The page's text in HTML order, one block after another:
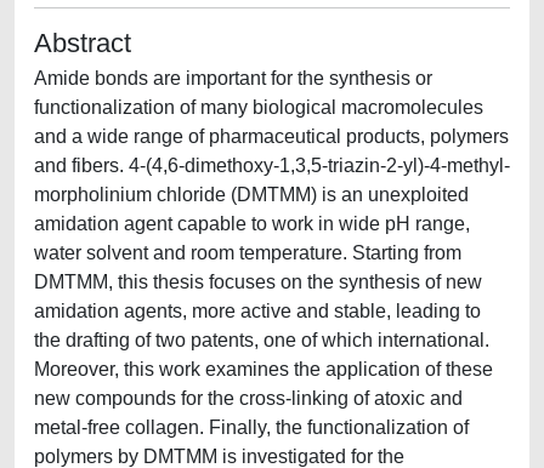
Abstract
Amide bonds are important for the synthesis or
functionalization of many biological macromolecules
and a wide range of pharmaceutical products, polymers
and fibers. 4-(4,6-dimethoxy-1,3,5-triazin-2-yl)-4-methyl-
morpholinium chloride (DMTMM) is an unexploited
amidation agent capable to work in wide pH range,
water solvent and room temperature. Starting from
DMTMM, this thesis focuses on the synthesis of new
amidation agents, more active and stable, leading to
the drafting of two patents, one of which international.
Moreover, this work examines the application of these
new compounds for the cross-linking of atoxic and
metal-free collagen. Finally, the functionalization of
polymers by DMTMM is investigated for the